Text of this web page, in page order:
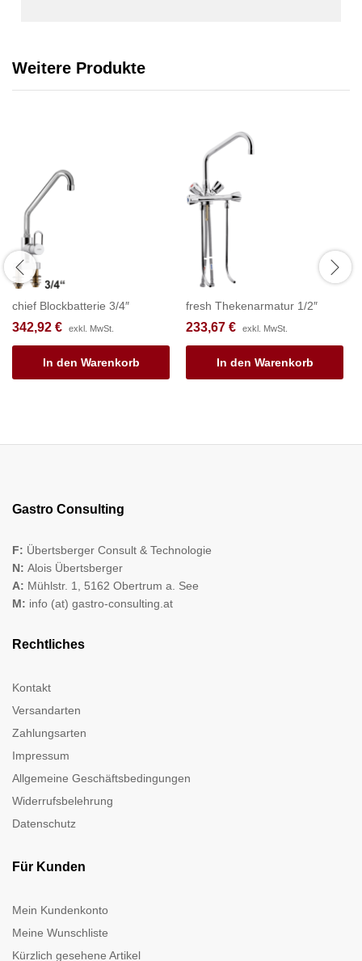
Weitere Produkte
chief Blockbatterie 3/4″
342,92 € exkl. MwSt.
In den Warenkorb
fresh Thekenarmatur 1/2″
233,67 € exkl. MwSt.
In den Warenkorb
Gastro Consulting
F: Übertsberger Consult & Technologie
N: Alois Übertsberger
A: Mühlstr. 1, 5162 Obertrum a. See
M: info (at) gastro-consulting.at
Rechtliches
Kontakt
Versandarten
Zahlungsarten
Impressum
Allgemeine Geschäftsbedingungen
Widerrufsbelehrung
Datenschutz
Für Kunden
Mein Kundenkonto
Meine Wunschliste
Kürzlich gesehene Artikel